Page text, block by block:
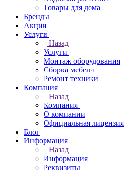
Товары для дома
Бренды
Акции
Услуги
Назад
Услуги
Монтаж оборудования
Сборка мебели
Ремонт техники
Компания
Назад
Компания
О компании
Официальная лицензия
Блог
Информация
Назад
Информация
Реквизиты